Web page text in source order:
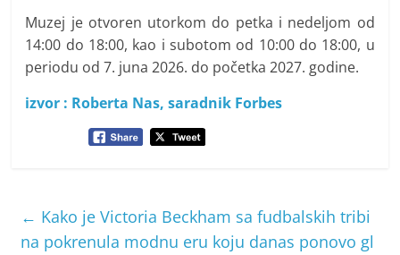
Muzej je otvoren utorkom do petka i nedeljom od
14:00 do 18:00, kao i subotom od 10:00 do 18:00, u
periodu od 7. juna 2026. do početka 2027. godine.
izvor : Roberta Nas, saradnik Forbes
← Kako je Victoria Beckham sa fudbalskih tribi
na pokrenula modnu eru koju danas ponovo gl